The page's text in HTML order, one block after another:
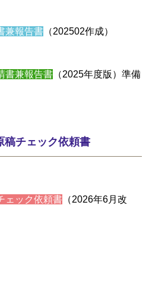
兼報告書 （202502作成）
書兼報告書 （2025年度版）準備
稿チェック依頼書
ェック依頼書 （2026年6月改